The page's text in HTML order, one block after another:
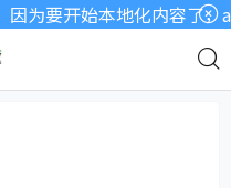
为要开始本地化内容了